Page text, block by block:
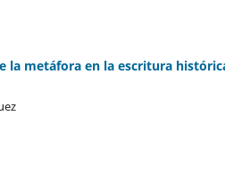
la metáfora en la escritura